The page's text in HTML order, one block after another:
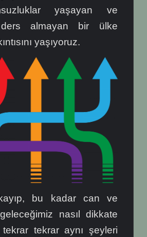
yaşayan ve
ders almayan bir ülke
yaşıyoruz.
bu kadar can ve
nasıl dikkate
tekrar aynı şeyleri